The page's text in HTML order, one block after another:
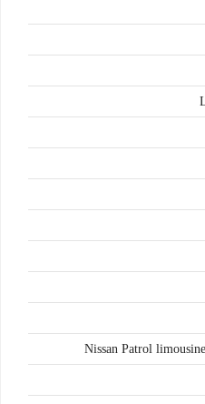
Nissan Patrol